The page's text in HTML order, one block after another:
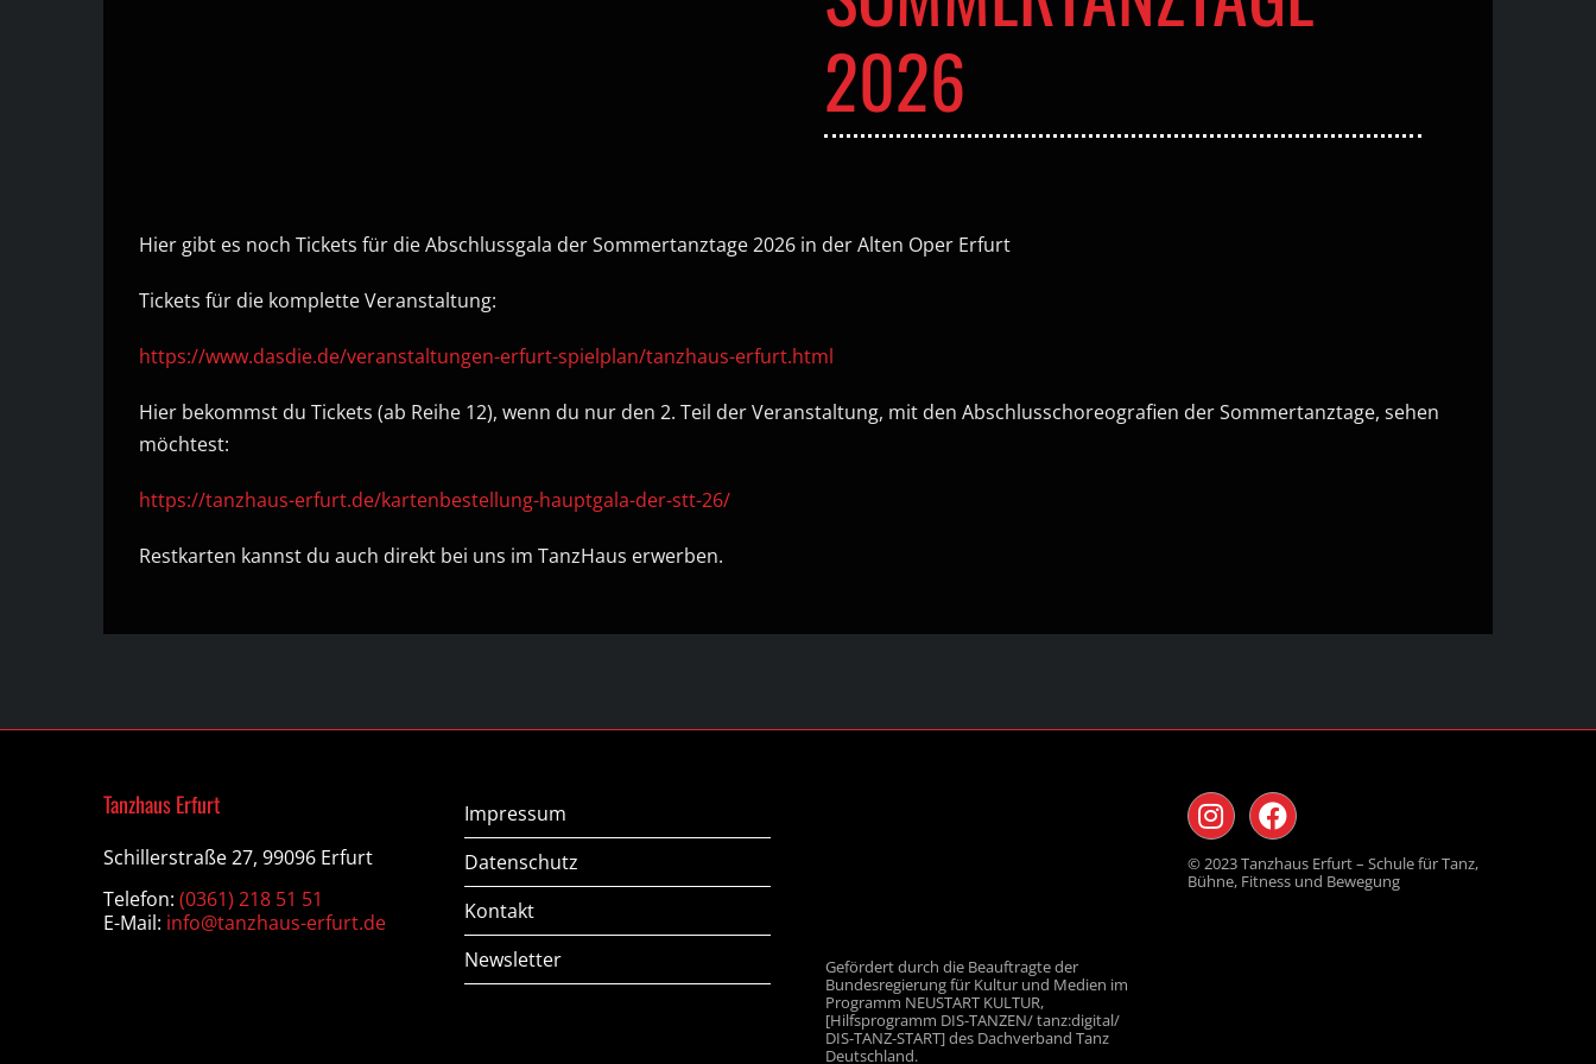
2026
Hier gibt es noch Tickets für die Abschlussgala der Sommertanztage 2026 in der Alten Oper Erfurt
Tickets für die komplette Veranstaltung:
https://www.dasdie.de/veranstaltungen-erfurt-spielplan/tanzhaus-erfurt.html
Hier bekommst du Tickets (ab Reihe 12), wenn du nur den 2. Teil der Veranstaltung, mit den Abschlusschoreografien der Sommertanztage, sehen
möchtest:
https://tanzhaus-erfurt.de/kartenbestellung-hauptgala-der-stt-26/
Restkarten kannst du auch direkt bei uns im TanzHaus erwerben.
Tanzhaus Erfurt
Schillerstraße 27, 99096 Erfurt
Telefon: (0361) 218 51 51
E-Mail: info@tanzhaus-erfurt.de
Impressum
Datenschutz
Kontakt
Newsletter
Gefördert durch die Beauftragte der
Bundesregierung für Kultur und Medien im
Programm NEUSTART KULTUR,
[Hilfsprogramm DIS-TANZEN/ tanz:digital/
DIS-TANZ-START] des Dachverband Tanz
Deutschland.
© 2023 Tanzhaus Erfurt – Schule für Tanz,
Bühne, Fitness und Bewegung